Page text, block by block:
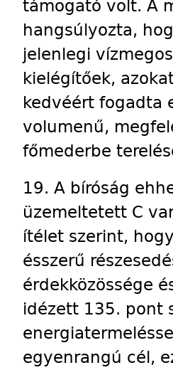
támogató volt. A
hangsúlyozta,
jelenlegi
kielégítőek,
kedvéért fogadta
volumenű,
főmederbe
19. A bíróság
üzemeltetett C
ítélet szerint,
ésszerű
érdekközössége
idézett 135. pont
egyenrangú cél,